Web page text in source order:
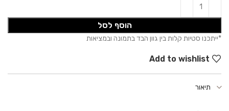
הוסף לסל
Add to wishlist
תיאור